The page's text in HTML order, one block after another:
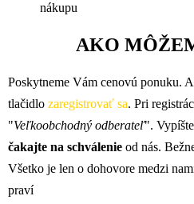
nákupu
AKO
Poskytneme Vám cenovú ponuku.
tlačidlo zaregistrovať sa. Pri
"Veľkoobchodný odberateľ".
čakajte na schválenie od nás.
Všetko je len o dohovore medzi
praví